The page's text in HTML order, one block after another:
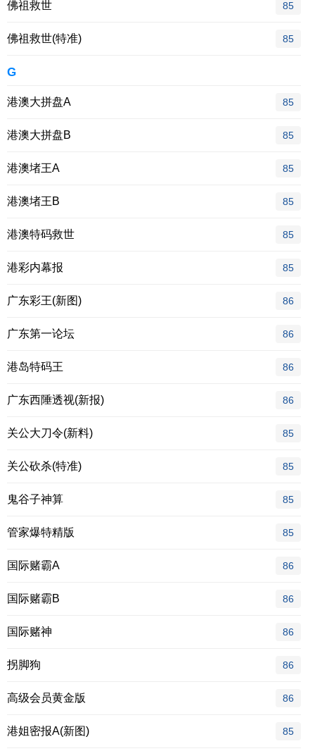
佛祖救世 85
佛祖救世(特准) 85
G
港澳大拼盘A 85
港澳大拼盘B 85
港澳堵王A 85
港澳堵王B 85
港澳特码救世 85
港彩内幕报 85
广东彩王(新图) 86
广东第一论坛 86
港岛特码王 86
广东西陲透视(新报) 86
关公大刀令(新料) 85
关公砍杀(特准) 85
鬼谷子神算 85
管家爆特精版 85
国际赌霸A 86
国际赌霸B 86
国际赌神 86
拐脚狗 86
高级会员黄金版 86
港姐密报A(新图) 85